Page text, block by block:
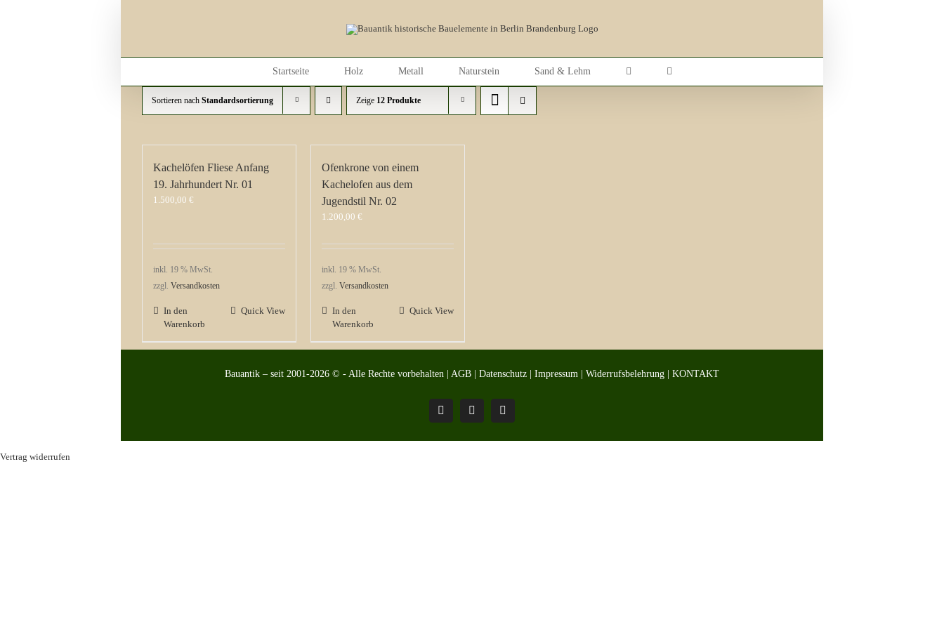
Startseite Holz Metall Naturstein Sand & Lehm
Sortieren nach Standardsortierung Zeige 12 Produkte
Kachelöfen Fliese Anfang
19. Jahrhundert Nr. 01
1.500,00 €
inkl. 19 % MwSt.
zzgl. Versandkosten
In den
Warenkorb
Quick View
Ofenkrone von einem
Kachelofen aus dem
Jugendstil Nr. 02
1.200,00 €
inkl. 19 % MwSt.
zzgl. Versandkosten
In den
Warenkorb
Quick View
Bauantik – seit 2001-2026 © - Alle Rechte vorbehalten | AGB Datenschutz Impressum Widerrufsbelehrung KONTAKT
PinterestFacebookInstagram
Vertrag widerrufen